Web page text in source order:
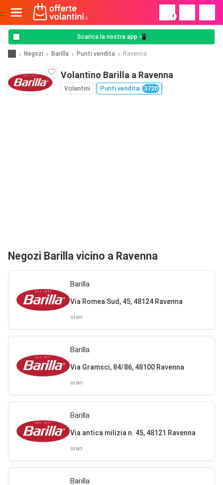
!
Scarica la nostra app 📲
Negozi Barilla Punti vendita Ravenna
Volantino Barilla a Ravenna
Volantini Punti vendita 3720
Negozi Barilla vicino a Ravenna
Barilla
Via Romea Sud, 45, 48124 Ravenna
orari
Barilla
Via Gramsci, 84/86, 48100 Ravenna
orari
Barilla
Via antica milizia n. 45, 48121 Ravenna
orari
Barilla